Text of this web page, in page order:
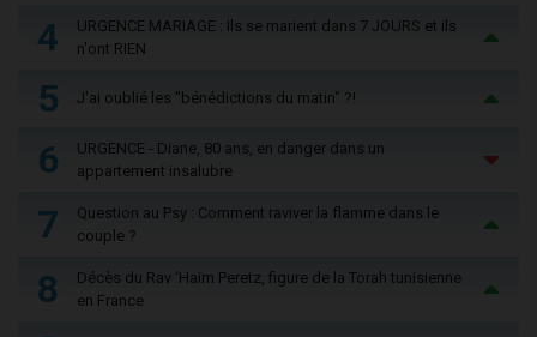
4
URGENCE MARIAGE : Ils se marient dans 7 JOURS et ils
n'ont RIEN
5 J'ai oublié les "bénédictions du matin" ?!
6
URGENCE - Diane, 80 ans, en danger dans un
appartement insalubre
7
Question au Psy : Comment raviver la flamme dans le
couple ?
8
Décès du Rav ‘Haïm Peretz, figure de la Torah tunisienne
en France